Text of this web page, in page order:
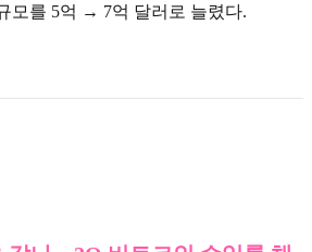
모를 5억 → 7억 달러로 늘렸다.